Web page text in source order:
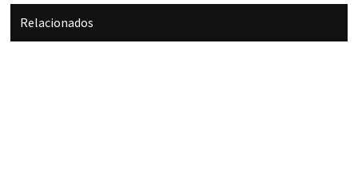
Relacionados